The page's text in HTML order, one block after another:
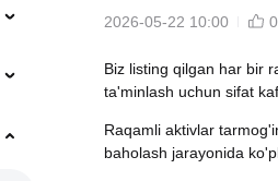
2026-05-22 10:00 0
Biz listing qilgan har bir
ta'minlash uchun sifat
Raqamli aktivlar
baholash jarayonida